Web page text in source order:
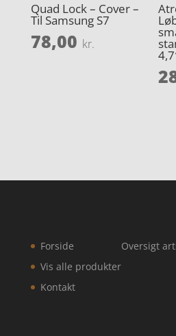
Quad Lock – Cover –
Til Samsung S7
78,00 kr.
Forside
Vis alle produkter
Kontakt
Oversigt